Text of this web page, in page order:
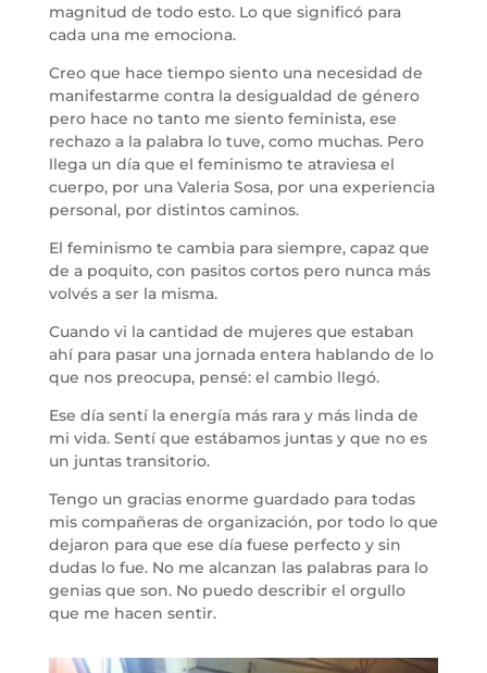
magnitud de todo esto. Lo que significó para
cada una me emociona.
Creo que hace tiempo siento una necesidad de
manifestarme contra la desigualdad de género
pero hace no tanto me siento feminista, ese
rechazo a la palabra lo tuve, como muchas. Pero
llega un día que el feminismo te atraviesa el
cuerpo, por una Valeria Sosa, por una experiencia
personal, por distintos caminos.
El feminismo te cambia para siempre, capaz que
de a poquito, con pasitos cortos pero nunca más
volvés a ser la misma.
Cuando vi la cantidad de mujeres que estaban
ahí para pasar una jornada entera hablando de lo
que nos preocupa, pensé: el cambio llegó.
Ese día sentí la energía más rara y más linda de
mi vida. Sentí que estábamos juntas y que no es
un juntas transitorio.
Tengo un gracias enorme guardado para todas
mis compañeras de organización, por todo lo que
dejaron para que ese día fuese perfecto y sin
dudas lo fue. No me alcanzan las palabras para lo
genias que son. No puedo describir el orgullo
que me hacen sentir.